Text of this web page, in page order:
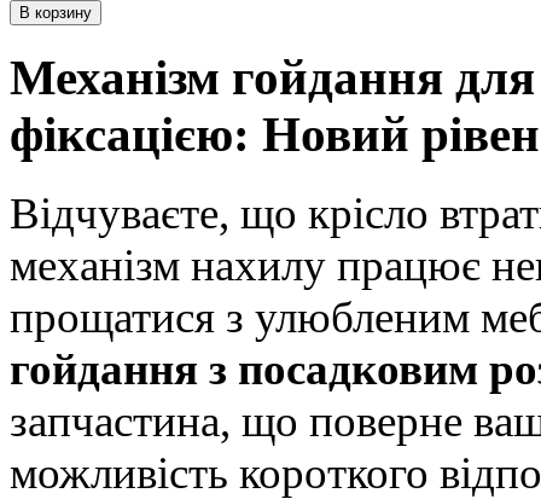
Механізм гойдання
фіксацією: Новий
Відчуваєте, що крісло
механізм нахилу працює
прощатися з улюбленим
гойдання з посадковим
запчастина, що поверне
можливість короткого